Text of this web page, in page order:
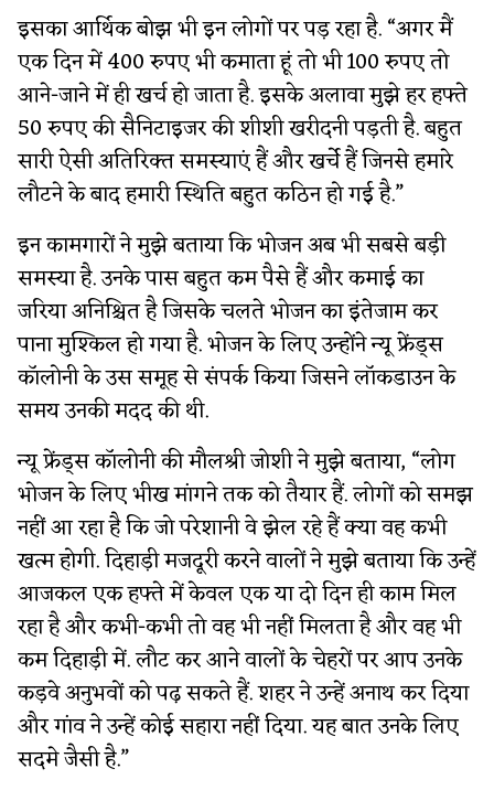
इसका आर्थिक बोझ भी इन लोगों पर पड़ रहा है. “अगर मैं
एक दिन में 400 रुपए भी कमाता हूं तो भी 100 रुपए तो
आने-जाने में ही खर्च हो जाता है. इसके अलावा मुझे हर हफ्ते
50 रुपए की सैनिटाइजर की शीशी खरीदनी पड़ती है. बहुत
सारी ऐसी अतिरिक्त समस्याएं हैं और खर्चे हैं जिनसे हमारे
लौटने के बाद हमारी स्थिति बहुत कठिन हो गई है.”
इन कामगारों ने मुझे बताया कि भोजन अब भी सबसे बड़ी
समस्या है. उनके पास बहुत कम पैसे हैं और कमाई का
जरिया अनिश्चित है जिसके चलते भोजन का इंतेजाम कर
पाना मुश्किल हो गया है. भोजन के लिए उन्होंने न्यू फ्रेंड्स
कॉलोनी के उस समूह से संपर्क किया जिसने लॉकडाउन के
समय उनकी मदद की थी.
न्यू फ्रेंड्स कॉलोनी की मौलश्री जोशी ने मुझे बताया, “लोग
भोजन के लिए भीख मांगने तक को तैयार हैं. लोगों को समझ
नहीं आ रहा है कि जो परेशानी वे झेल रहे हैं क्या वह कभी
खत्म होगी. दिहाड़ी मजदूरी करने वालों ने मुझे बताया कि उन्हें
आजकल एक हफ्ते में केवल एक या दो दिन ही काम मिल
रहा है और कभी-कभी तो वह भी नहीं मिलता है और वह भी
कम दिहाड़ी में. लौट कर आने वालों के चेहरों पर आप उनके
कड़वे अनुभवों को पढ़ सकते हैं. शहर ने उन्हें अनाथ कर दिया
और गांव ने उन्हें कोई सहारा नहीं दिया. यह बात उनके लिए
सदमे जैसी है.”